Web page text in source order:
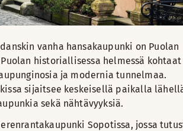
vanha hansakaupunki on Puolan
historiallisessa helmessä kohtaat
ja modernia tunnelmaa.
sijaitsee keskeisellä paikalla
sekä nähtävyyksiä.
Sopotissa, jossa